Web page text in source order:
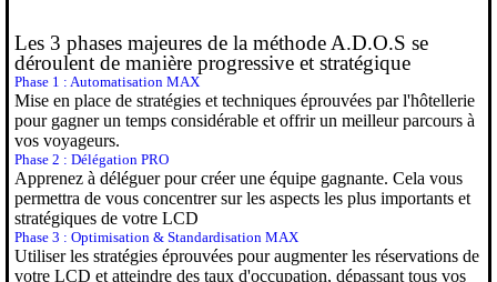
Les 3 phases majeures de la méthode A.D.O.S se
déroulent de manière progressive et stratégique
Phase 1 : Automatisation MAX
Mise en place de stratégies et techniques éprouvées par l'hôtellerie
pour gagner un temps considérable et offrir un meilleur parcours à
vos voyageurs.
Phase 2 : Délégation PRO
Apprenez à déléguer pour créer une équipe gagnante. Cela vous
permettra de vous concentrer sur les aspects les plus importants et
stratégiques de votre LCD
Phase 3 : Optimisation & Standardisation MAX
Utiliser les stratégies éprouvées pour augmenter les réservations de
votre LCD et atteindre des taux d'occupation, dépassant tous vos